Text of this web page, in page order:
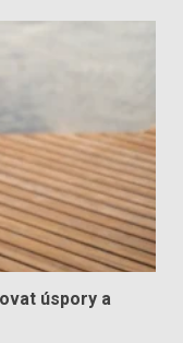
úspory a